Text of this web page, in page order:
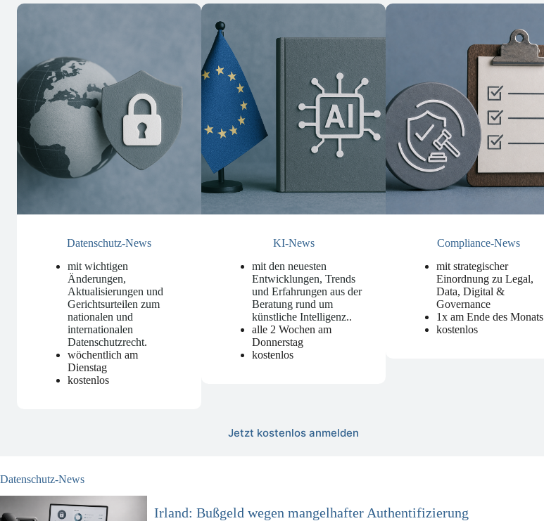
Datenschutz-News
mit wichtigen
Änderungen,
Aktualisierungen und
Gerichtsurteilen zum
nationalen und
internationalen
Datenschutzrecht.
wöchentlich am
Dienstag
kostenlos
KI-News
mit den neuesten
Entwicklungen, Trends
und Erfahrungen aus der
Beratung rund um
künstliche Intelligenz..
alle 2 Wochen am
Donnerstag
kostenlos
Compliance-News
mit strategischer
Einordnung zu Legal,
Data, Digital &
Governance
1x am Ende des Monats
kostenlos
Jetzt kostenlos anmelden
Datenschutz-News
Irland: Bußgeld wegen mangelhafter Authentifizierung